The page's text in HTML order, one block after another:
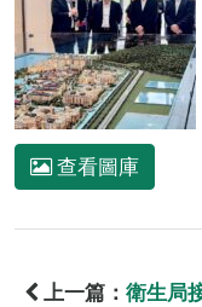
查看圖庫
上一篇： 衛生局